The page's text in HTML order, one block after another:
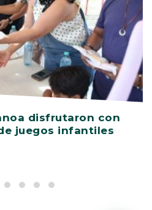
disfrutaron con
juegos infantiles